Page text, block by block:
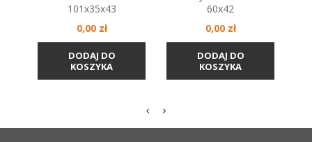
101x35x43
Cena
0,00 zł
DODAJ DO
KOSZYKA
60x42
Cena
0,00 zł
DODAJ DO
KOSZYKA